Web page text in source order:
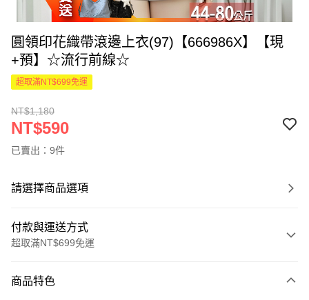
圓領印花織帶滾邊上衣(97)【666986X】【現
+預】☆流行前線☆
超取滿NT$699免運
NT$1,180
NT$590
已賣出：9件
請選擇商品選項
付款與運送方式
超取滿NT$699免運
信用卡一次付款
商品特色